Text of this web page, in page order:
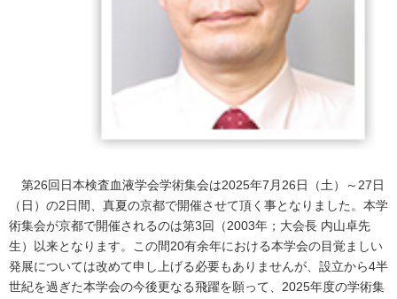
第26回日本検査血液学会学術集会は2025年7月26日（土）～27日
（日）の2日間、真夏の京都で開催させて頂く事となりました。本学
術集会が京都で開催されるのは第3回（2003年；大会長 内山卓先
生）以来となります。この間20有余年における本学会の目覚ましい
発展については改めて申し上げる必要もありませんが、設立から4半
世紀を過ぎた本学会の今後更なる飛躍を願って、2025年度の学術集